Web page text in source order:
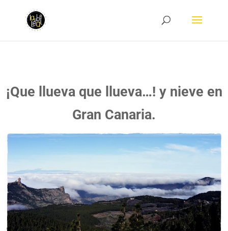
¡Que llueva que llueva…! y nieve en
Gran Canaria.